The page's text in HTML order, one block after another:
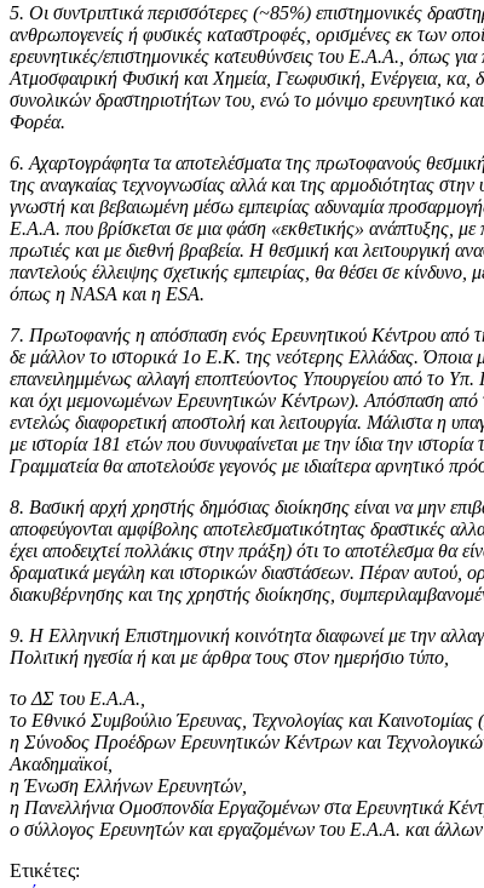
5. Οι συντριπτικά περισσότερες (~85%) επιστημονικές
ανθρωπογενείς ή φυσικές καταστροφές, ορισμένες εκ των
ερευνητικές/επιστημονικές κατευθύνσεις του Ε.Α.Α., όπως
Ατμοσφαιρική Φυσική και Χημεία, Γεωφυσική, Ενέργεια,
συνολικών δραστηριοτήτων του, ενώ το μόνιμο ερευνητικό
Φορέα.
6. Αχαρτογράφητα τα αποτελέσματα της πρωτοφανούς
της αναγκαίας τεχνογνωσίας αλλά και της αρμοδιότητας
γνωστή και βεβαιωμένη μέσω εμπειρίας αδυναμία
Ε.Α.Α. που βρίσκεται σε μια φάση «εκθετικής» ανάπτυξης,
πρωτιές και με διεθνή βραβεία. Η θεσμική και λειτουργική
παντελούς έλλειψης σχετικής εμπειρίας, θα θέσει σε
όπως η NASA και η ESA.
7. Πρωτοφανής η απόσπαση ενός Ερευνητικού Κέντρου από
δε μάλλον το ιστορικά 1ο Ε.Κ. της νεότερης Ελλάδας. Όποια
επανειλημμένως αλλαγή εποπτεύοντος Υπουργείου από το
και όχι μεμονωμένων Ερευνητικών Κέντρων). Απόσπαση από
εντελώς διαφορετική αποστολή και λειτουργία. Μάλιστα η
με ιστορία 181 ετών που συνυφαίνεται με την ίδια την
Γραμματεία θα αποτελούσε γεγονός με ιδιαίτερα αρνητικό
8. Βασική αρχή χρηστής δημόσιας διοίκησης είναι να μην
αποφεύγονται αμφίβολης αποτελεσματικότητας δραστικές
έχει αποδειχτεί πολλάκις στην πράξη) ότι το αποτέλεσμα θα
δραματικά μεγάλη και ιστορικών διαστάσεων. Πέραν αυτού,
διακυβέρνησης και της χρηστής διοίκησης,
9. Η Ελληνική Επιστημονική κοινότητα διαφωνεί με την
Πολιτική ηγεσία ή και με άρθρα τους στον ημερήσιο τύπο,
το ΔΣ του Ε.Α.Α.,
το Εθνικό Συμβούλιο Έρευνας, Τεχνολογίας και
η Σύνοδος Προέδρων Ερευνητικών Κέντρων και
Ακαδημαϊκοί,
η Ένωση Ελλήνων Ερευνητών,
η Πανελλήνια Ομοσπονδία Εργαζομένων στα Ερευνητικά
ο σύλλογος Ερευνητών και εργαζομένων του Ε.Α.Α. και
Ετικέτες: